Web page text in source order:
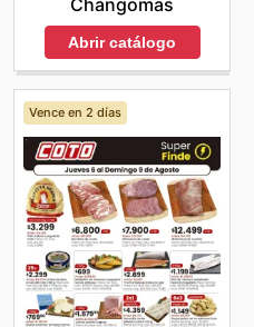
Changomas
Abrir catálogo
Vence en 2 días